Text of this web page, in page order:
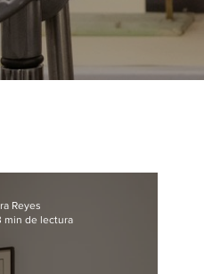
Reyes
min de lectura